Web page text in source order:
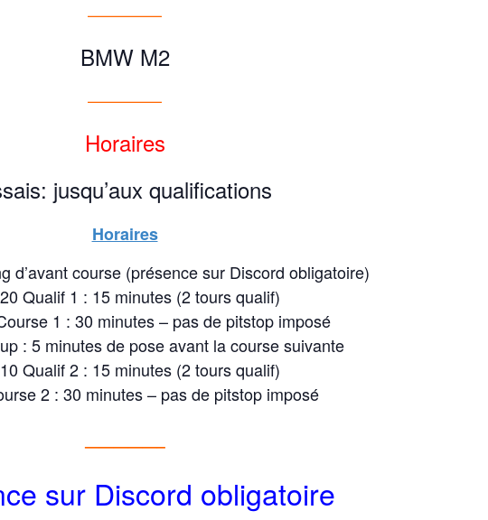
————–
BMW M2
————–
Horaires
jusqu’aux qualifications
Horaires
d’avant course (présence sur Discord obligatoire)
Qualif 1 : 15 minutes (2 tours qualif)
1 : 30 minutes – pas de pitstop imposé
: 5 minutes de pose avant la course suivante
Qualif 2 : 15 minutes (2 tours qualif)
2 : 30 minutes – pas de pitstop imposé
—————–
sur Discord obligatoire